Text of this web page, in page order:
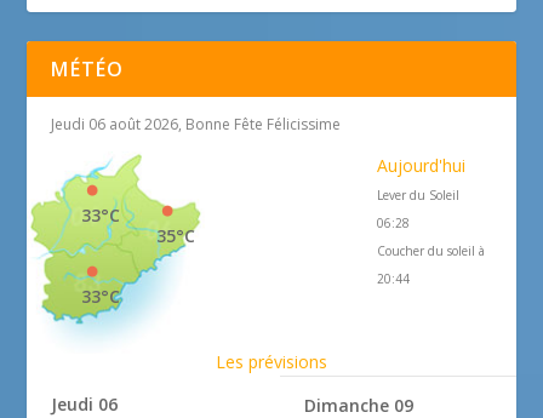
MÉTÉO
Jeudi 06 août 2026, Bonne Fête Félicissime
35°C
33°C
33°C
Aujourd'hui
Lever du Soleil
06:28
Coucher du soleil à
20:44
Les prévisions
Jeudi 06
Dimanche 09